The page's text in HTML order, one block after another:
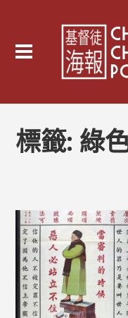
標籤: 綠
文
章
分
頁